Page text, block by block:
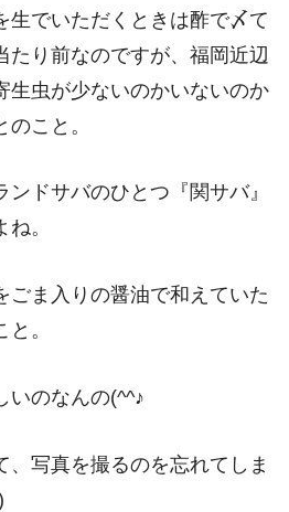
生でいただくときは酢で〆て
たり前なのですが、福岡近辺
生虫が少ないのかいないのか
こと。
ドサバのひとつ『関サバ』
。
ごま入りの醤油で和えていた
。
いのなんの(^^♪
、写真を撮るのを忘れてしま